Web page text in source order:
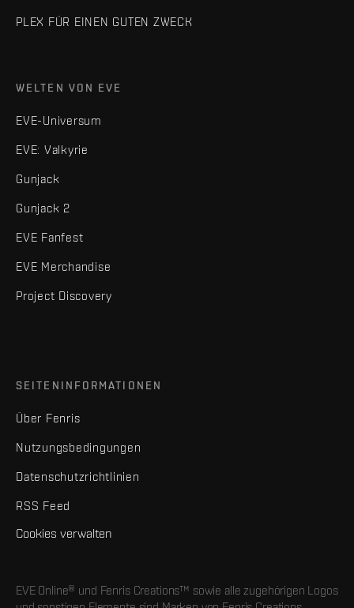
PLEX FÜR EINEN GUTEN ZWECK
WELTEN VON EVE
EVE-Universum
EVE: Valkyrie
Gunjack
Gunjack 2
EVE Fanfest
EVE Merchandise
Project Discovery
SEITENINFORMATIONEN
Über Fenris
Nutzungsbedingungen
Datenschutzrichtlinien
RSS Feed
Cookies verwalten
EVE Online® und Fenris Creations™ sowie alle zugehörigen Logos